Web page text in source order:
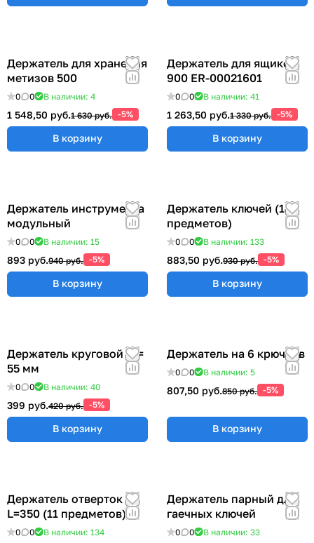
Держатель для хранения
метизов 500
0 0 В наличии: 4
1 548,50 руб.1 630 руб. -5%
В корзину
Держатель для ящиков
900 ER-00021601
0 0 В наличии: 41
1 263,50 руб.1 330 руб. -5%
В корзину
Держатель инструмента
модульный
0 0 В наличии: 15
893 руб.940 руб. -5%
В корзину
Держатель ключей (14
предметов)
0 0 В наличии: 133
883,50 руб.930 руб. -5%
В корзину
Держатель круговой Ø =
55 мм
0 0 В наличии: 40
399 руб.420 руб. -5%
В корзину
Держатель на 6 крючков
0 0 В наличии: 5
807,50 руб.850 руб. -5%
В корзину
Держатель отверток
L=350 (11 предметов)
0 0 В наличии: 134
Держатель парный для
гаечных ключей
0 0 В наличии: 33